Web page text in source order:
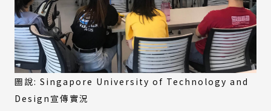
圖說: Singapore University of Technology and
Design宣傳實況